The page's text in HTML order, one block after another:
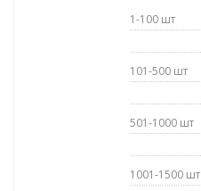
1-100 шт
101-500 шт
501-1000 шт
1001-1500 шт